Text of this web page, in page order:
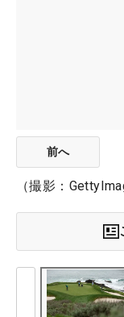
前へ
（撮影：